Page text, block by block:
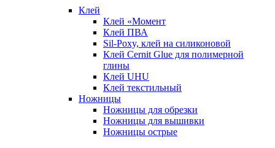
Клей
Клей «Момент
Клей ПВА
Sil-Poxy, клей на силиконовой
Клей Cernit Glue для полимерной
глины
Клей UHU
Клей текстильный
Ножницы
Ножницы для обрезки
Ножницы для вышивки
Ножницы острые